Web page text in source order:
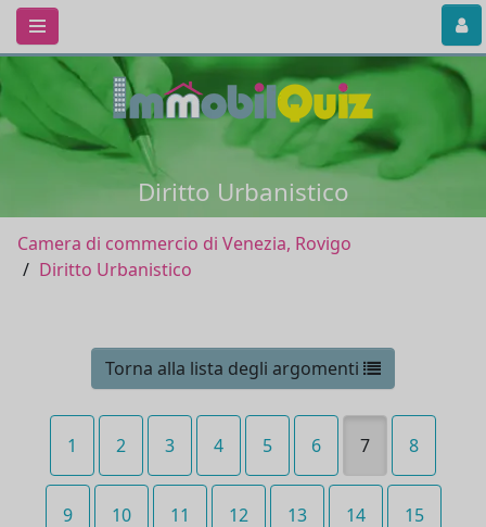
Diritto Urbanistico
Camera di commercio di Venezia, Rovigo
Diritto Urbanistico
Torna alla lista degli argomenti
1 2 3 4 5 6 7 8
9 10 11 12 13 14 15